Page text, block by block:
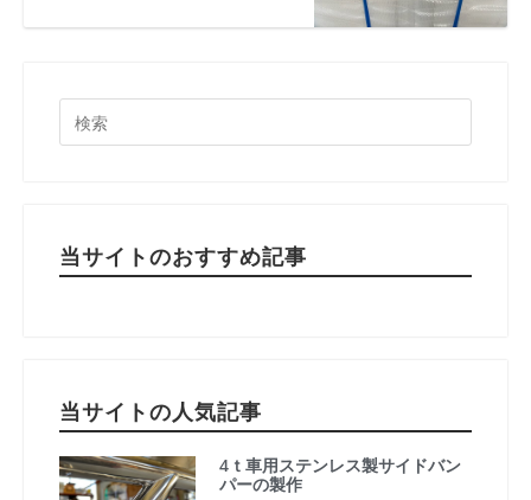
当サイトのおすすめ記事
当サイトの人気記事
4ｔ車用ステンレス製サイドバン
パーの製作